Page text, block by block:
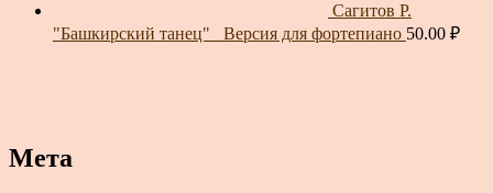
Сагитов Р.
"Башкирский танец"_ Версия для фортепиано 50.00 ₽
Мета